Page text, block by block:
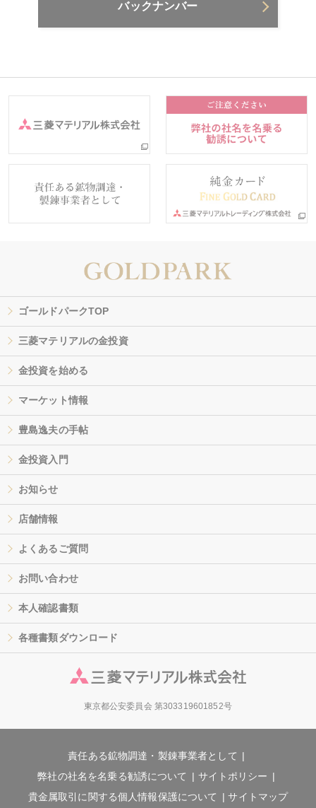
バックナンバー
ゴールドパークTOP
三菱マテリアルの金投資
金投資を始める
マーケット情報
豊島逸夫の手帖
金投資入門
お知らせ
店舗情報
よくあるご質問
お問い合わせ
本人確認書類
各種書類ダウンロード
東京都公安委員会 第303319601852号
責任ある鉱物調達・製錬事業者として
弊社の社名を名乗る勧誘について
サイトポリシー
貴金属取引に関する個人情報保護について
サイトマップ